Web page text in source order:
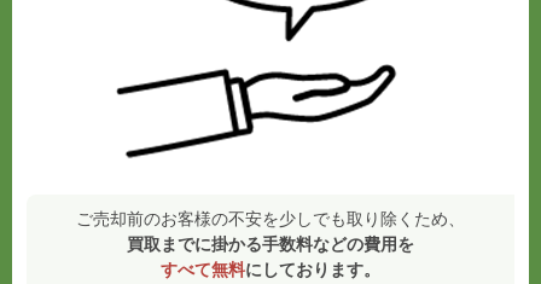
ご売却前のお客様の不安を少しでも取り除くため、
買取までに掛かる手数料などの費用を
すべて無料にしております。